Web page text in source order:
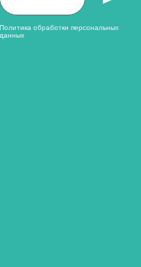
Политика обработки персональных
данных